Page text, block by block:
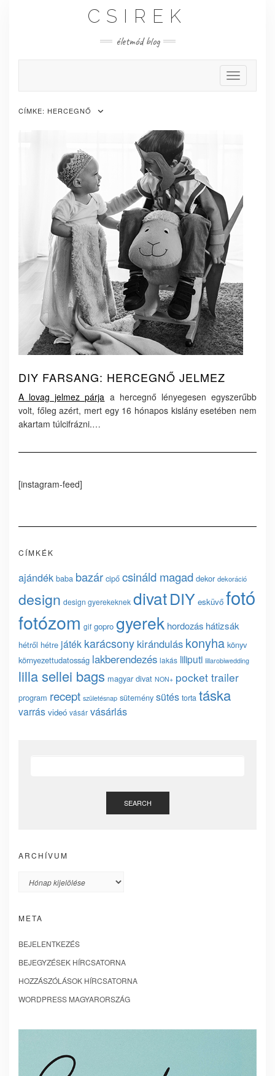
CSIREK
életmód blog
Toggle
CÍMKE: HERCEGNŐ
DIY FARSANG: HERCEGNŐ JELMEZ
A lovag jelmez párja a hercegnő lényegesen egyszerűbb
volt, főleg azért, mert egy 16 hónapos kislány esetében nem
akartam túlcifrázni.…
[instagram-feed]
CÍMKÉK
ajándék baba bazár cipő csináld magad dekor dekoráció
design design gyerekeknek divatDIY esküvő fotó
fotózom gif gopro gyerek hordozás hátizsák
hétről hétre játék karácsony kirándulás konyha könyv
környezettudatosság lakberendezés lakás liliputi lillarobiwedding
lilla sellei bags magyar divat NON+ pocket trailer
program recept születésnap sütemény sütés torta táska
varrás videó vásár vásárlás
SEARCH
ARCHÍVUM
Archívum
META
BEJELENTKEZÉS
BEJEGYZÉSEK HÍRCSATORNA
HOZZÁSZÓLÁSOK HÍRCSATORNA
WORDPRESS MAGYARORSZÁG